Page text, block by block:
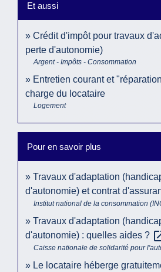
Et aussi
Crédit d'impôt pour travaux
perte d'autonomie)
Argent - Impôts - Consommation
Entretien courant et
charge du locataire
Logement
Pour en savoir plus
Travaux d'adaptation
d'autonomie) et contrat
Institut national de la consommation
Travaux d'adaptation
d'autonomie) : quelles aides ?
Caisse nationale de solidarité pour
Le locataire héberge